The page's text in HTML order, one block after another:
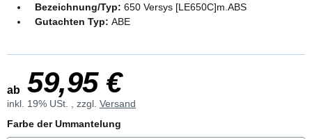
Bezeichnung/Typ: 650 Versys [LE650C]m.ABS
Gutachten Typ: ABE
ab 59,95 €
inkl. 19% USt. , zzgl. Versand
Farbe der Ummantelung